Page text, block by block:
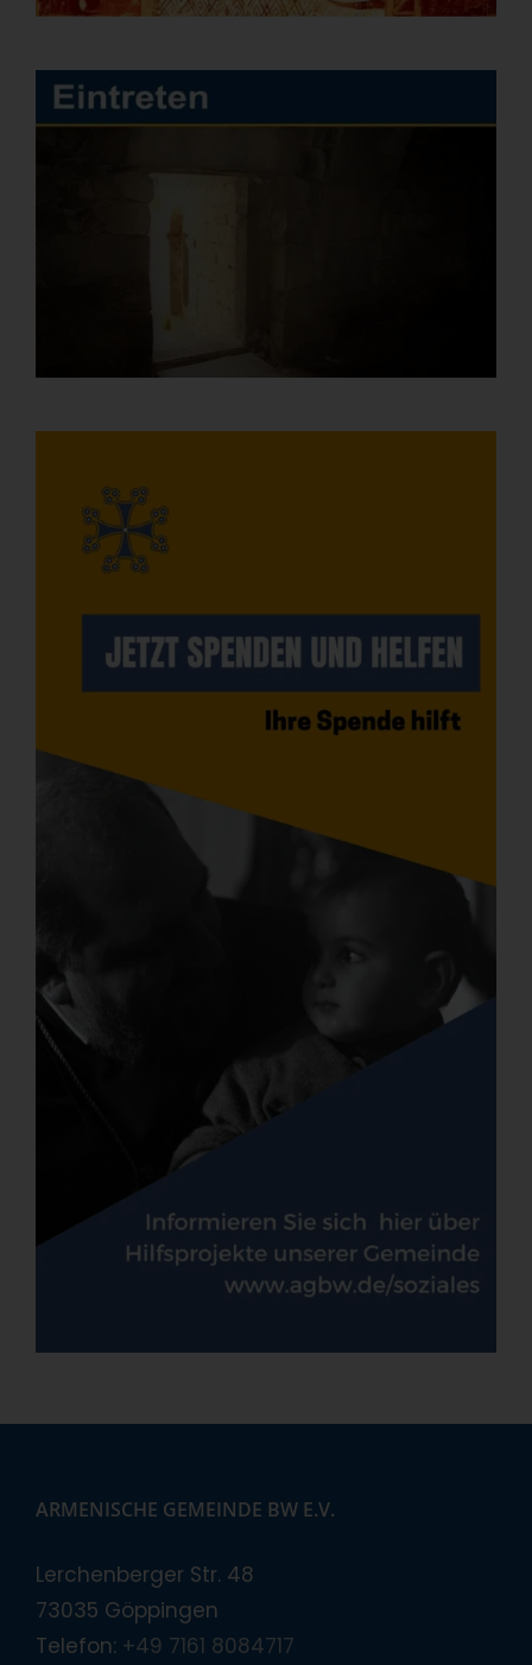
ARMENISCHE GEMEINDE BW E.V.
Lerchenberger Str. 48
73035 Göppingen
Telefon: +49 7161 8084717